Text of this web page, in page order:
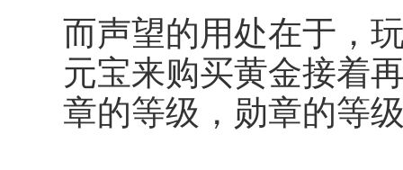
而声望的用处在于，
元宝来购买黄金接着
章的等级，勋章的等